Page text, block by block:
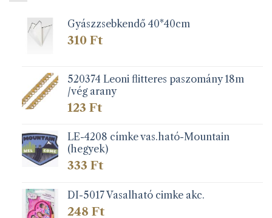
Gyászzsebkendő 40*40cm
310 Ft
520374 Leoni flitteres paszomány 18m
/vég arany
123 Ft
LE-4208 címke vas.ható-Mountain
(hegyek)
333 Ft
DI-5017 Vasalható cimke akc.
248 Ft